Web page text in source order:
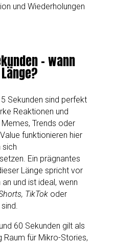
und Wiederholungen
– wann
Sekunden sind perfekt
Reaktionen und
Trends oder
funktionieren hier
sich
Ein prägnantes
Länge spricht vor
und ist ideal, wenn
TikTokoder
60 Sekunden gilt als
Raum für Mikro-Stories,